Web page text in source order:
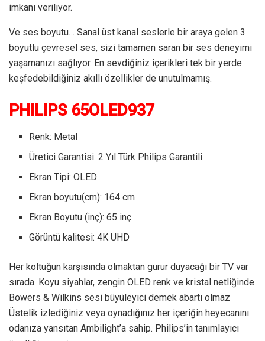
imkanı veriliyor.
Ve ses boyutu… Sanal üst kanal seslerle bir araya gelen 3
boyutlu çevresel ses, sizi tamamen saran bir ses deneyimi
yaşamanızı sağlıyor. En sevdiğiniz içerikleri tek bir yerde
keşfedebildiğiniz akıllı özellikler de unutulmamış.
PHILIPS 65OLED937
Renk: Metal
Üretici Garantisi: 2 Yıl Türk Philips Garantili
Ekran Tipi: OLED
Ekran boyutu(cm): 164 cm
Ekran Boyutu (inç): 65 inç
Görüntü kalitesi: 4K UHD
Her koltuğun karşısında olmaktan gurur duyacağı bir TV var
sırada. Koyu siyahlar, zengin OLED renk ve kristal netliğinde
Bowers & Wilkins sesi büyüleyici demek abartı olmaz
Üstelik izlediğiniz veya oynadığınız her içeriğin heyecanını
odanıza yansıtan Ambilight’a sahip. Philips’in tanımlayıcı